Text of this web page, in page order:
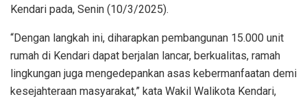
Kendari pada, Senin (10/3/2025).
“Dengan langkah ini, diharapkan pembangunan 15.000 unit
rumah di Kendari dapat berjalan lancar, berkualitas, ramah
lingkungan juga mengedepankan asas kebermanfaatan demi
kesejahteraan masyarakat,” kata Wakil Walikota Kendari,